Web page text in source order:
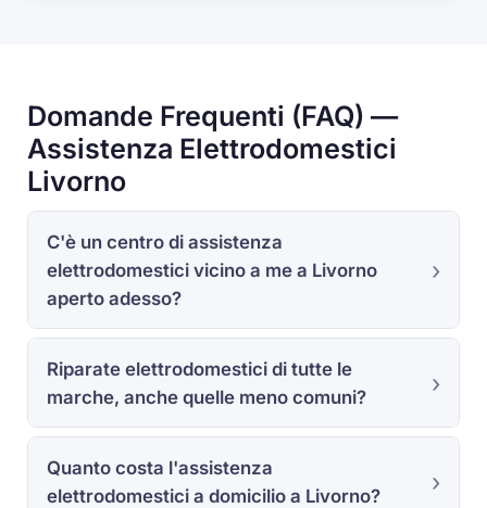
Domande Frequenti (FAQ) —
Assistenza Elettrodomestici
Livorno
C'è un centro di assistenza
elettrodomestici vicino a me a Livorno
aperto adesso?
Riparate elettrodomestici di tutte le
marche, anche quelle meno comuni?
Quanto costa l'assistenza
elettrodomestici a domicilio a Livorno?